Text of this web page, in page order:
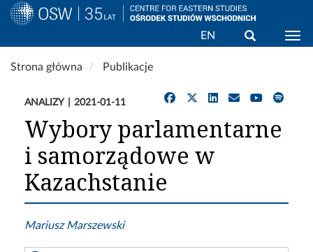
Przejdź
do
EN Wyszukaj
Strona główna Publikacje
ANALIZY 2021-01-11
Wybory parlamentarne
i samorządowe w
Kazachstanie
Mariusz Marszewski